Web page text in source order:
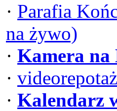
· Parafia
na żywo)
· Kamera na
·
· Kalendarz